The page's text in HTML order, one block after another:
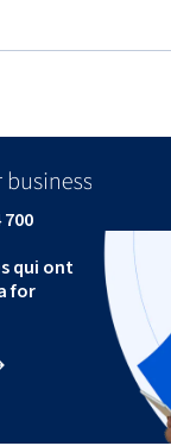
qui ont
for